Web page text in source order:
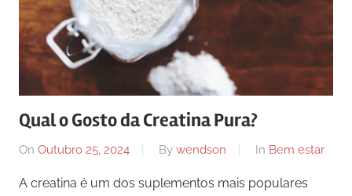
Qual o Gosto da Creatina Pura?
On Outubro 25, 2024 By wendson In Bem estar
A creatina é um dos suplementos mais populares